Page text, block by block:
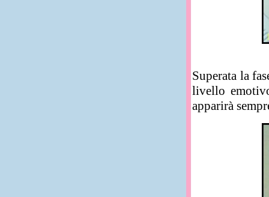
Superata la
livello
apparirà